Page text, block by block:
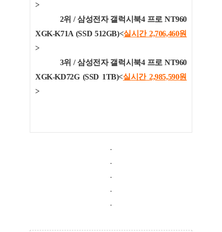
>
2위 / 삼성전자 갤럭시북4 프로 NT960
XGK-K71A (SSD 512GB)<실시간 2,706,460원
>
3위 / 삼성전자 갤럭시북4 프로 NT960
XGK-KD72G (SSD 1TB)<실시간 2,985,590원
>
.
.
.
.
.